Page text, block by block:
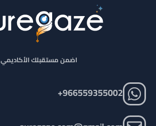
اضمن مستقبلك الأكاديمي
966559355002+